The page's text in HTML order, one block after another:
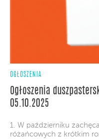
OGŁOSZENIA
Ogłoszenia
05.10.2025
1. W październiku
różańcowych z krótkim